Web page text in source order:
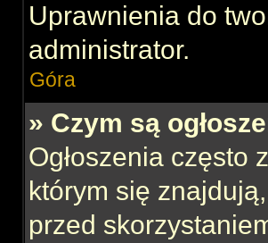
Uprawnienia do
administrator.
Góra
» Czym są
Ogłoszenia często
którym się
przed